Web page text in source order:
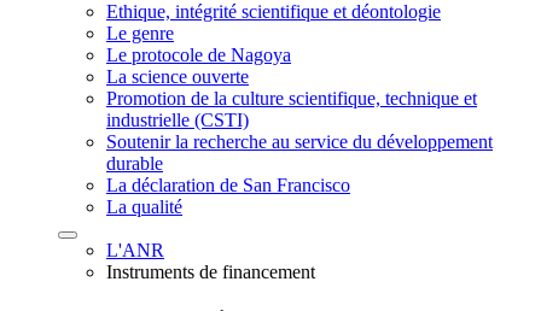
Ethique, intégrité scientifique et déontologie
Le genre
Le protocole de Nagoya
La science ouverte
Promotion de la culture scientifique, technique et
industrielle (CSTI)
Soutenir la recherche au service du développement
durable
La déclaration de San Francisco
La qualité
L'ANR
Instruments de financement